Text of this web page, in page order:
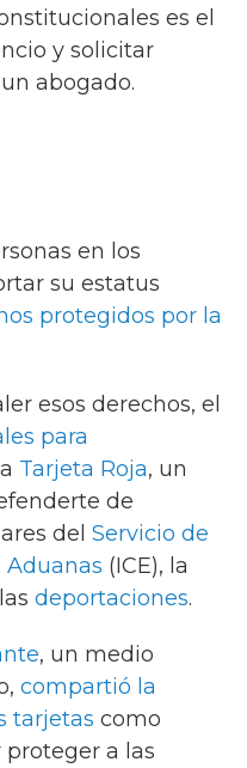
es el
y solicitar
abogado.
en los
su estatus
protegidos por la
esos derechos, el
para
Tarjeta Roja, un
de
del Servicio de
(ICE), la
deportaciones.
, un medio
compartió la
tarjetas como
a las